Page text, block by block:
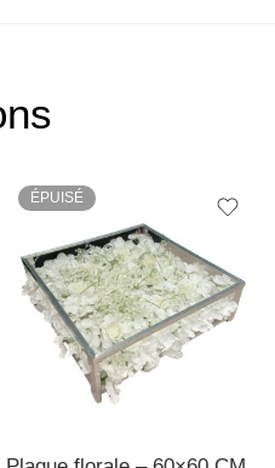
ÉPUISÉ